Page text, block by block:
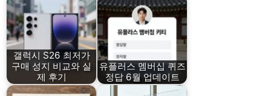
갤럭시 S26 최저가
구매 성지 비교와 실
제 후기
유플러스 멤버십 퀴즈
정답 6월 업데이트